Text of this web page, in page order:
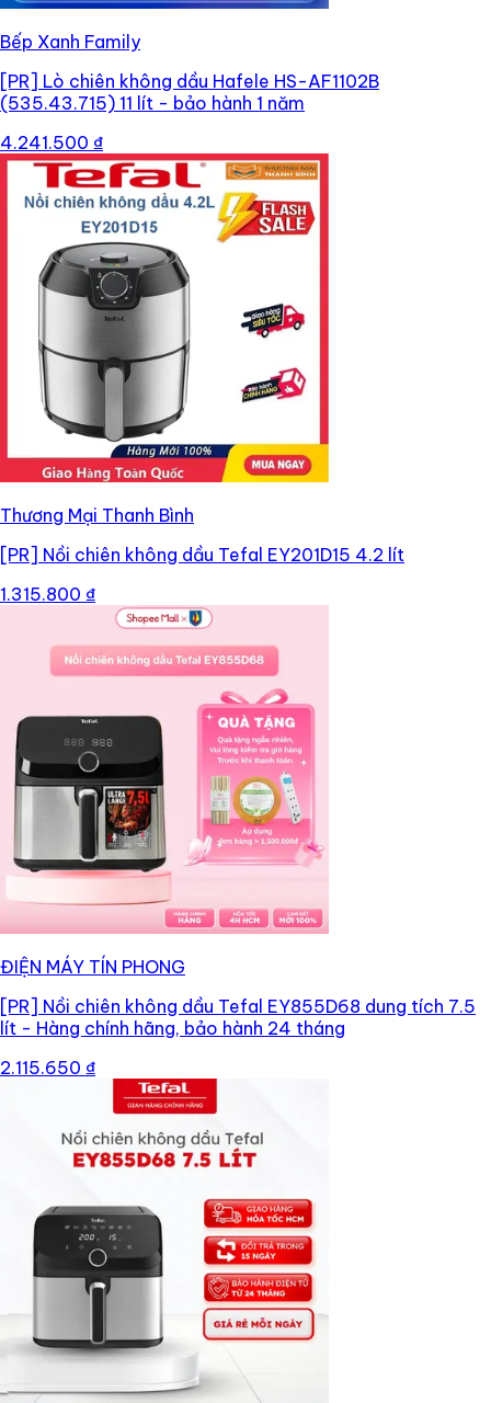
Bếp Xanh Family
[PR] Lò chiên không dầu Hafele HS-AF1102B
(535.43.715) 11 lít - bảo hành 1 năm
4.241.500 ₫
Thương Mại Thanh Bình
[PR] Nồi chiên không dầu Tefal EY201D15 4.2 lít
1.315.800 ₫
ĐIỆN MÁY TÍN PHONG
[PR] Nồi chiên không dầu Tefal EY855D68 dung tích 7.5
lít - Hàng chính hãng, bảo hành 24 tháng
2.115.650 ₫